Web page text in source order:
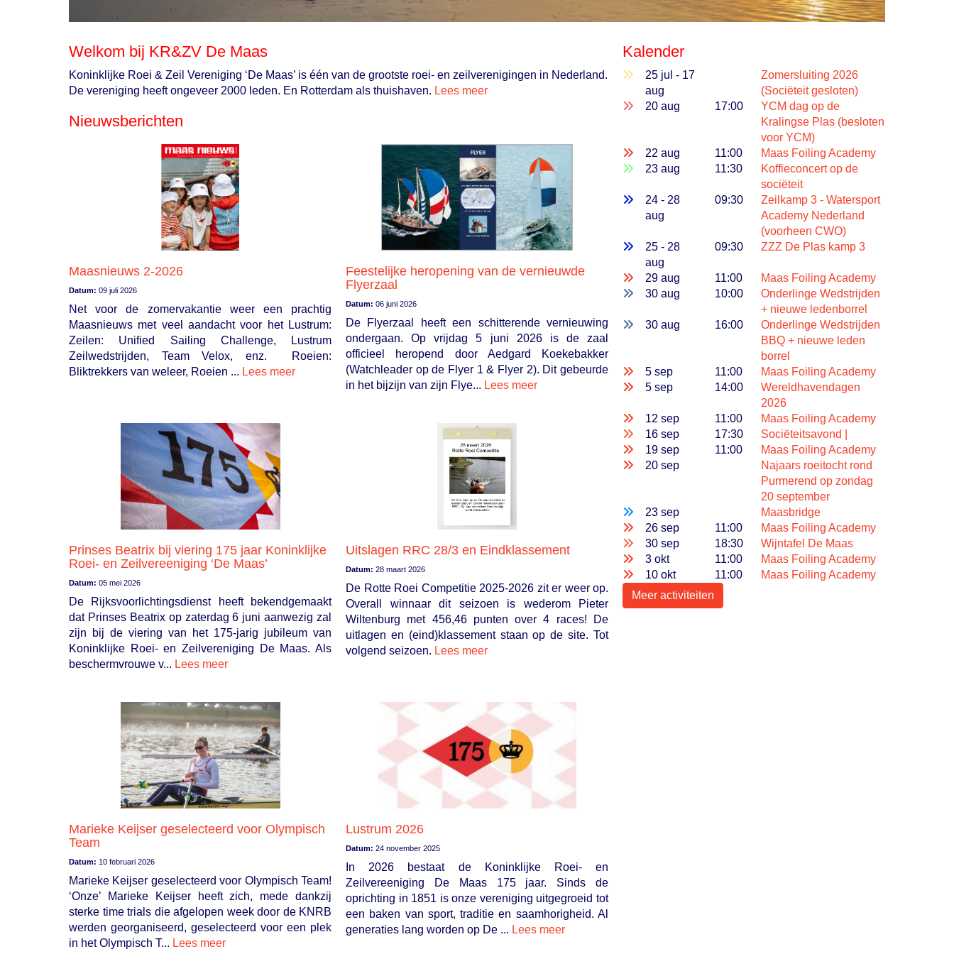
Welkom bij KR&ZV De Maas
Koninklijke Roei & Zeil Vereniging ‘De Maas’ is één van de grootste roei- en zeilverenigingen in Nederland.
De vereniging heeft ongeveer 2000 leden. En Rotterdam als thuishaven. Lees meer
Nieuwsberichten
Maasnieuws 2-2026
Datum: 09 juli 2026
Net voor de zomervakantie weer een prachtig
Maasnieuws met veel aandacht voor het Lustrum:
Zeilen: Unified Sailing Challenge, Lustrum
Zeilwedstrijden, Team Velox, enz. Roeien:
Bliktrekkers van weleer, Roeien ... Lees meer
Feestelijke heropening van de vernieuwde
Flyerzaal
Datum: 06 juni 2026
De Flyerzaal heeft een schitterende vernieuwing
ondergaan. Op vrijdag 5 juni 2026 is de zaal
officieel heropend door Aedgard Koekebakker
(Watchleader op de Flyer 1 & Flyer 2). Dit gebeurde
in het bijzijn van zijn Flye... Lees meer
Prinses Beatrix bij viering 175 jaar Koninklijke
Roei- en Zeilvereeniging ‘De Maas’
Datum: 05 mei 2026
De Rijksvoorlichtingsdienst heeft bekendgemaakt
dat Prinses Beatrix op zaterdag 6 juni aanwezig zal
zijn bij de viering van het 175-jarig jubileum van
Koninklijke Roei- en Zeilvereniging De Maas. Als
beschermvrouwe v... Lees meer
Uitslagen RRC 28/3 en Eindklassement
Datum: 28 maart 2026
De Rotte Roei Competitie 2025-2026 zit er weer op.
Overall winnaar dit seizoen is wederom Pieter
Wiltenburg met 456,46 punten over 4 races! De
uitlagen en (eind)klassement staan op de site. Tot
volgend seizoen. Lees meer
Marieke Keijser geselecteerd voor Olympisch
Team
Datum: 10 februari 2026
Marieke Keijser geselecteerd voor Olympisch Team!
‘Onze’ Marieke Keijser heeft zich, mede dankzij
sterke time trials die afgelopen week door de KNRB
werden georganiseerd, geselecteerd voor een plek
in het Olympisch T... Lees meer
Lustrum 2026
Datum: 24 november 2025
In 2026 bestaat de Koninklijke Roei- en
Zeilvereeniging De Maas 175 jaar. Sinds de
oprichting in 1851 is onze vereniging uitgegroeid tot
een baken van sport, traditie en saamhorigheid. Al
generaties lang worden op De ... Lees meer
Kalender
25 jul - 17
aug
Zomersluiting 2026
(Sociëteit gesloten)
20 aug
17:00
YCM dag op de
Kralingse Plas (besloten
voor YCM)
22 aug
11:00
Maas Foiling Academy
23 aug
11:30
Koffieconcert op de
sociëteit
24 - 28
aug
09:30
Zeilkamp 3 - Watersport
Academy Nederland
(voorheen CWO)
25 - 28
aug
09:30 ZZZ De Plas kamp 3
29 aug 11:00
Maas Foiling Academy
30 aug
10:00
Onderlinge Wedstrijden
+ nieuwe ledenborrel
30 aug
16:00
Onderlinge Wedstrijden
BBQ + nieuwe leden
borrel
5 sep
11:00
Maas Foiling Academy
5 sep
14:00
Wereldhavendagen
2026
12 sep
11:00
Maas Foiling Academy
16 sep
17:30
Sociëteitsavond |
19 sep
11:00
Maas Foiling Academy
20 sep
Najaars roeitocht rond
Purmerend op zondag
20 september
23 sep
Maasbridge
26 sep
11:00
Maas Foiling Academy
30 sep
18:30
Wijntafel De Maas
3 okt
11:00
Maas Foiling Academy
10 okt
11:00
Maas Foiling Academy
Meer activiteiten